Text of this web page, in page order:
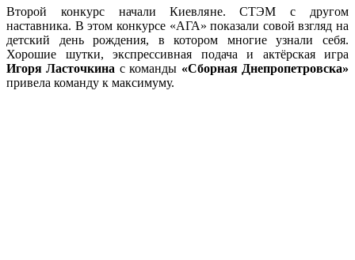
Второй конкурс начали Киевляне. СТЭМ с другом
наставника. В этом конкурсе «АГА» показали совой взгляд на
детский день рождения, в котором многие узнали себя.
Хорошие шутки, экспрессивная подача и актёрская игра
Игоря Ласточкина с команды «Сборная Днепропетровска»
привела команду к максимуму.